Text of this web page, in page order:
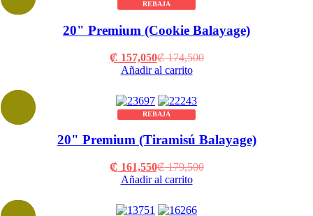
REBAJA
20" Premium (Cookie Balayage)
₡ 157,050Current
price
₡ 157,050.
₡174,500Original
Añadir al carrito
REBAJA
20" Premium (Tiramisú Balayage)
₡ 161,550Current
price
₡ 161,550.
₡179,500Original
Añadir al carrito